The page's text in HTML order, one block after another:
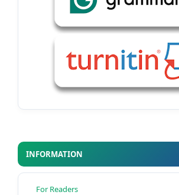
INFORMATION
For Readers